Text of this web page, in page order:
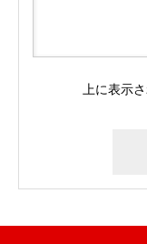
上に表示